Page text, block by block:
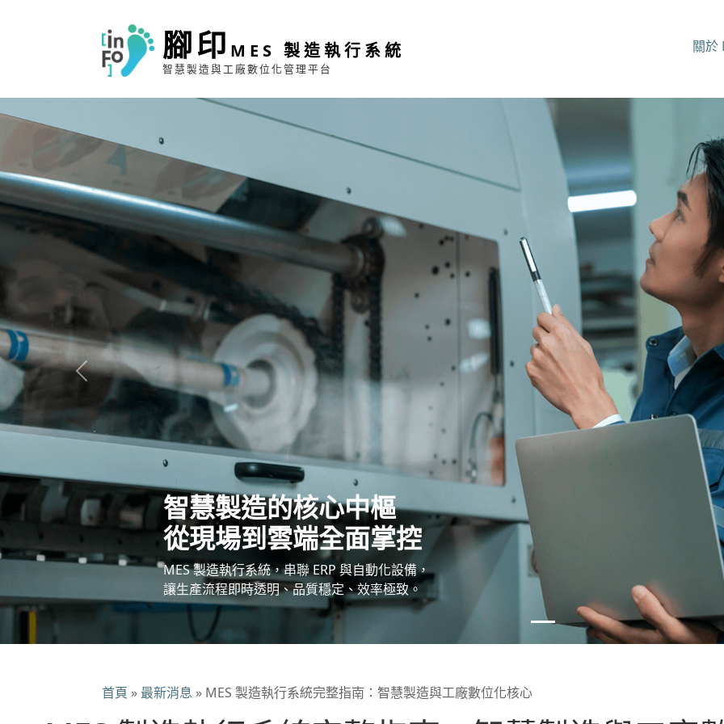
腳印 MES 製造執行系統
智慧製造與工廠數位化管理平台
關於
智慧製造的核心中樞
從現場到雲端全面掌控
MES 製造執行系統，串聯 ERP 與自動化設備，
讓生產流程即時透明、品質穩定、效率極致。
Previous
首頁 » 最新消息 » MES 製造執行系統完整指南：智慧製造與工廠數位化核心